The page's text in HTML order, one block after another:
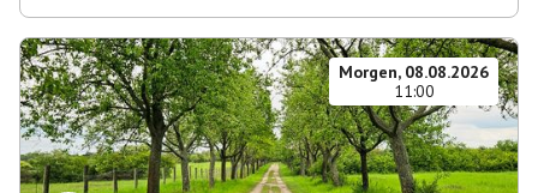
Morgen, 08.08.2026
11:00